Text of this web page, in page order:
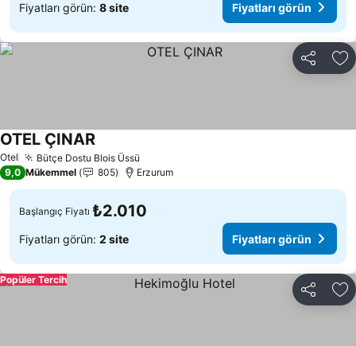
Fiyatları görün: 8 site Fiyatları görün
Paylaş
Otel Bütçe Dostu Blois Üssü
OTEL ÇINAR
9,0 Mükemmel 805 Erzurum
Başlangıç Fiyatı ₺2.010
Fiyatları görün: 2 site Fiyatları görün
Paylaş
Popüler Tercih